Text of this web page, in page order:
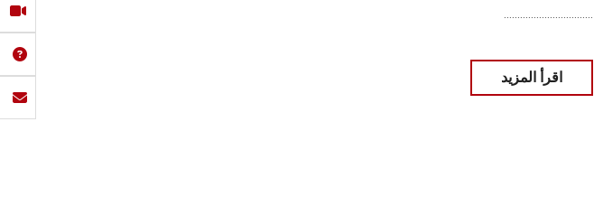
.................................
اقرأ المزيد